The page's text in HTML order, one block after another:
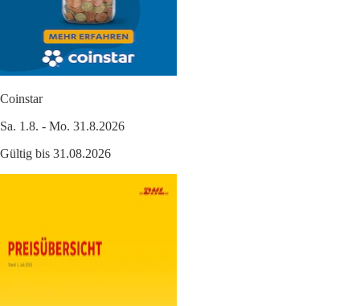
Coinstar
Sa. 1.8. - Mo. 31.8.2026
Gültig bis 31.08.2026